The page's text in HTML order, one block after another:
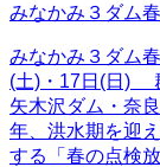
みなかみ３ダム
みなかみ３ダム
(土)・17日(日)
矢木沢ダム・奈
年、洪水期を迎
する「春の点検